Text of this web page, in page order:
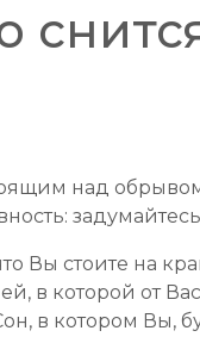
над
Вы стоите на
в которой от
в котором Вы,